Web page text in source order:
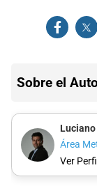
Sobre el
Área
Ver Perfil